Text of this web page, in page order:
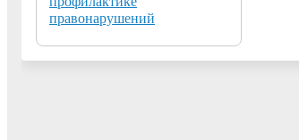
правонарушений